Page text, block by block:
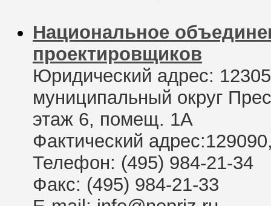
Национальное
проектировщиков
Юридический адрес:
муниципальный округ
этаж 6, помещ. 1А
Фактический
Телефон: (495) 984-21-34
Факс: (495) 984-21-33